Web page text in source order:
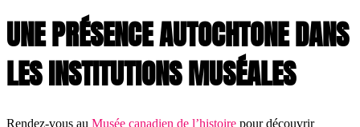
UNE PRÉSENCE AUTOCHTONE DANS
LES INSTITUTIONS MUSÉALES
Rendez-vous au Musée canadien de l’histoire pour découvrir